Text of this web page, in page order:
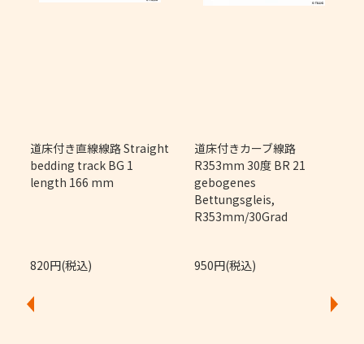
道床付き直線線路 Straight
bedding track BG 1
length 166 mm
820円(税込)
道床付きカーブ線路
R353mm 30度 BR 21
gebogenes
Bettungsgleis,
R353mm/30Grad
950円(税込)